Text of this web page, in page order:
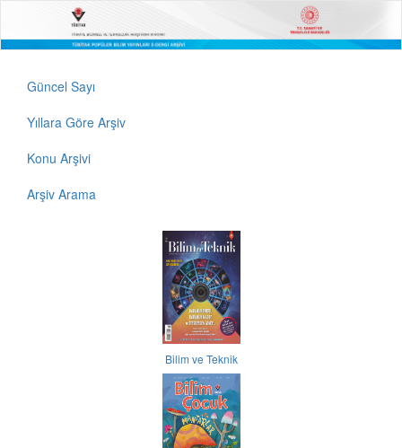
Güncel Sayı
Yıllara Göre Arşiv
Konu Arşivi
Arşiv Arama
Bilim ve Teknik